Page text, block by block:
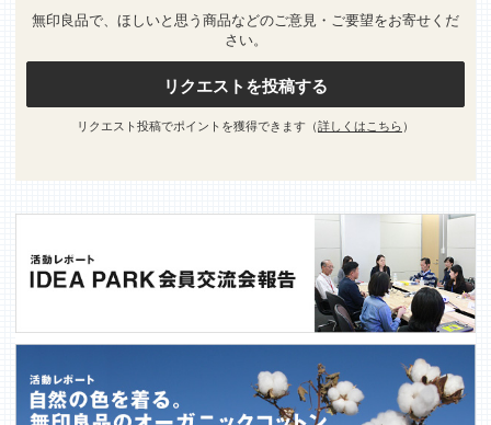
無印良品で、ほしいと思う商品などのご意見・ご要望をお寄せくだ
さい。
リクエストを投稿する
リクエスト投稿でポイントを獲得できます（詳しくはこちら ）